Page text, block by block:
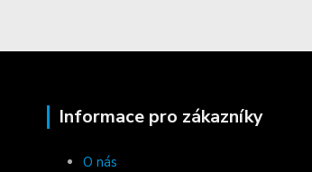
Informace pro zákazníky
O nás